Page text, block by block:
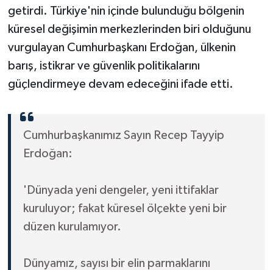
getirdi. Türkiye'nin içinde bulunduğu bölgenin
küresel değişimin merkezlerinden biri olduğunu
vurgulayan Cumhurbaşkanı Erdoğan, ülkenin
barış, istikrar ve güvenlik politikalarını
güçlendirmeye devam edeceğini ifade etti.
Cumhurbaşkanımız Sayın Recep Tayyip
Erdoğan:
'Dünyada yeni dengeler, yeni ittifaklar
kuruluyor; fakat küresel ölçekte yeni bir
düzen kurulamıyor.
Dünyamız, sayısı bir elin parmaklarını